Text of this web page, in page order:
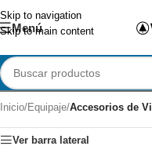
Skip to navigation
Skip to main content
Menú
Inicio/Equipaje/Accesorios de
Ver barra lateral